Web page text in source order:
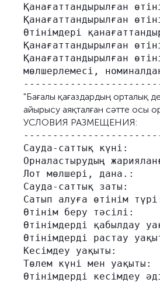
Қанағаттандырылған
Қанағаттандырылған
Өтінімдері
Қанағаттандырылған
Қанағаттандырылған
мөлшерлемесі,
"Бағалы қағаздардың орталық
айырысу аяқталған сәтте осы
УСЛОВИЯ РАЗМЕЩЕНИЯ:
Сауда-саттық
Орналастырудың
Лот мөлшері,
Сауда-саттық заты:
Сатып алуға өтінім
Өтінім беру
Өтінімдерді
Өтінімдерді растау
Кесімдеу уақыты:
Төлем күні мен
Өтінімдерді